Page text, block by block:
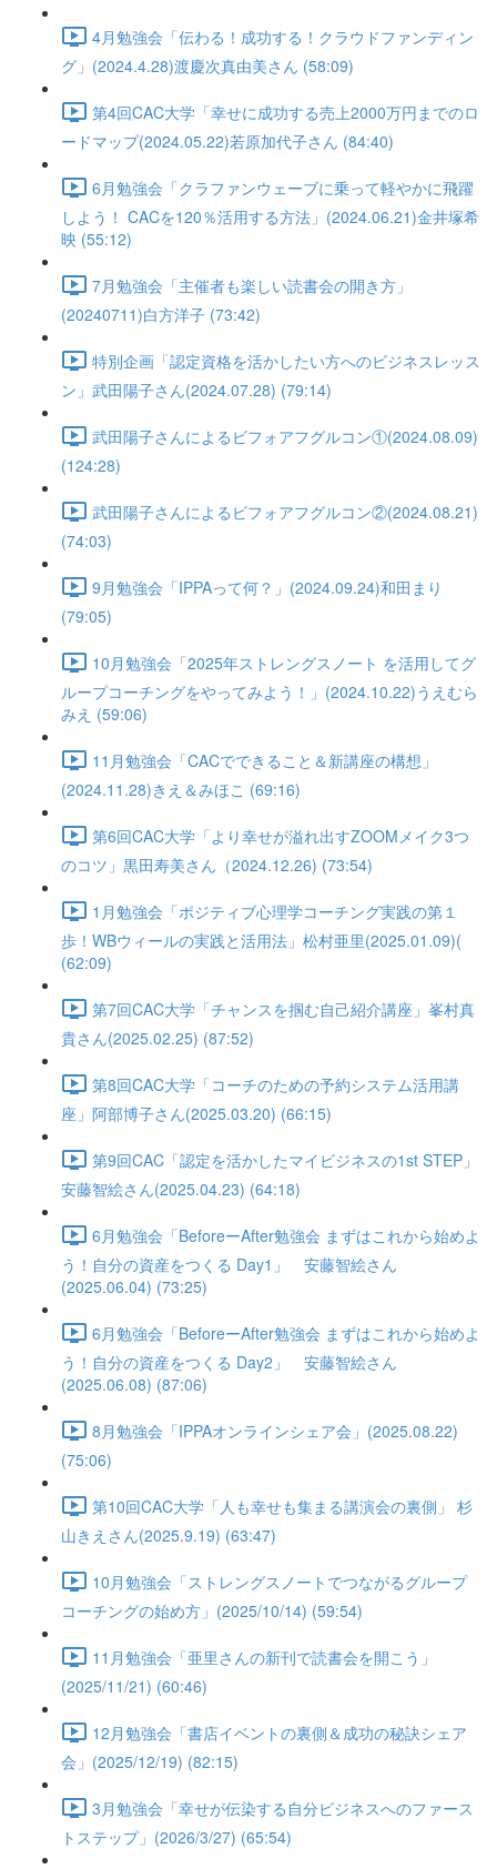
4月勉強会「伝わる！成功する！クラウドファンディン
グ」(2024.4.28)渡慶次真由美さん (58:09)
第4回CAC大学「幸せに成功する売上2000万円までのロ
ードマップ(2024.05.22)若原加代子さん (84:40)
6月勉強会「クラファンウェーブに乗って軽やかに飛躍
しよう！ CACを120％活用する方法」(2024.06.21)金井塚希
映 (55:12)
7月勉強会「主催者も楽しい読書会の開き方」
(20240711)白方洋子 (73:42)
特別企画「認定資格を活かしたい方へのビジネスレッス
ン」武田陽子さん(2024.07.28) (79:14)
武田陽子さんによるビフォアフグルコン①(2024.08.09)
(124:28)
武田陽子さんによるビフォアフグルコン②(2024.08.21)
(74:03)
9月勉強会「IPPAって何？」(2024.09.24)和田まり
(79:05)
10月勉強会「2025年ストレングスノート を活用してグ
ループコーチングをやってみよう！」(2024.10.22)うえむら
みえ (59:06)
11月勉強会「CACでできること＆新講座の構想」
(2024.11.28)きえ＆みほこ (69:16)
第6回CAC大学「より幸せが溢れ出すZOOMメイク3つ
のコツ」黒田寿美さん（2024.12.26) (73:54)
1月勉強会「ポジティブ心理学コーチング実践の第１
歩！WBウィールの実践と活用法」松村亜里(2025.01.09)(
(62:09)
第7回CAC大学「チャンスを掴む自己紹介講座」峯村真
貴さん(2025.02.25) (87:52)
第8回CAC大学「コーチのための予約システム活用講
座」阿部博子さん(2025.03.20) (66:15)
第9回CAC「認定を活かしたマイビジネスの1st STEP」
安藤智絵さん(2025.04.23) (64:18)
6月勉強会「BeforeーAfter勉強会 まずはこれから始めよ
う！自分の資産をつくる Day1」 安藤智絵さん
(2025.06.04) (73:25)
6月勉強会「BeforeーAfter勉強会 まずはこれから始めよ
う！自分の資産をつくる Day2」 安藤智絵さん
(2025.06.08) (87:06)
8月勉強会「IPPAオンラインシェア会」(2025.08.22)
(75:06)
第10回CAC大学「人も幸せも集まる講演会の裏側」 杉
山きえさん(2025.9.19) (63:47)
10月勉強会「ストレングスノートでつながるグループ
コーチングの始め方」(2025/10/14) (59:54)
11月勉強会「亜里さんの新刊で読書会を開こう」
(2025/11/21) (60:46)
12月勉強会「書店イベントの裏側＆成功の秘訣シェア
会」(2025/12/19) (82:15)
3月勉強会「幸せが伝染する自分ビジネスへのファース
トステップ」(2026/3/27) (65:54)